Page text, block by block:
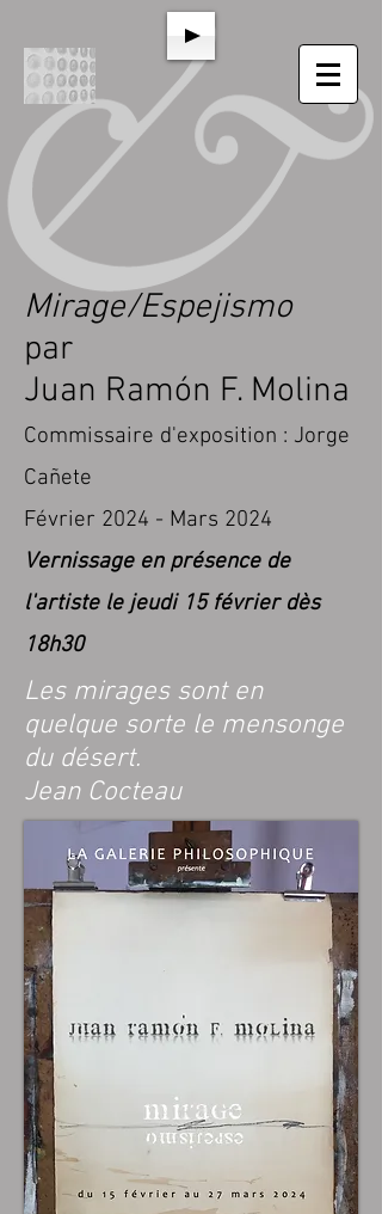
Mirage/Espejismo
par
Juan Ramón F. Molina
Commissaire d'exposition : Jorge
Cañete
Février 2024 - Mars 2024
Vernissage en présence de
l'artiste le jeudi 15février dès
18h30
Les mirages sont en
quelque sorte le mensonge
du désert.
Jean Cocteau